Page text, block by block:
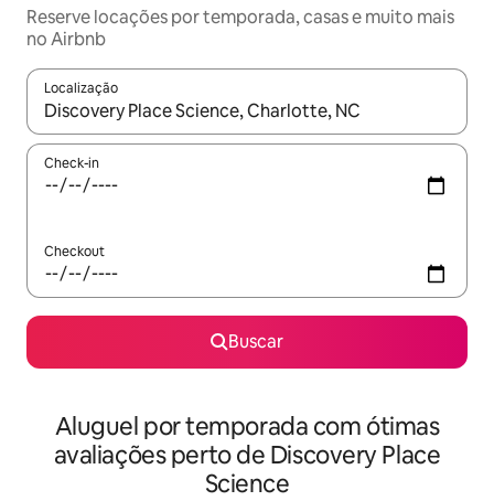
Reserve locações por temporada, casas e muito mais
no Airbnb
Localização
Quando os resultados estiverem disponíveis, explore-os
Check-in
Checkout
Buscar
Aluguel por temporada com ótimas
avaliações perto de Discovery Place
Science